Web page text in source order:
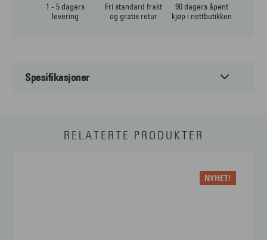
1 - 5 dagers
levering
Fri standard frakt
og gratis retur
90 dagers åpent
kjøp i nettbutikken
Spesifikasjoner
Sort
RELATERTE PRODUKTER
NYHET!